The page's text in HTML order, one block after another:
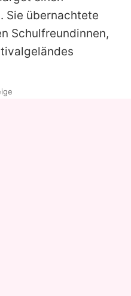
Sie übernachtete
Schulfreundinnen,